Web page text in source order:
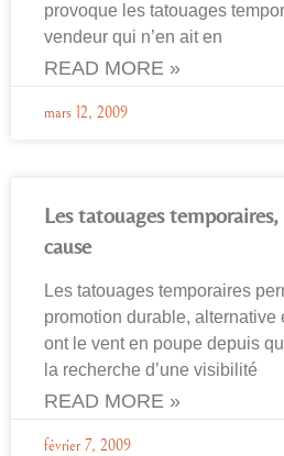
provoque les tatouages
vendeur qui n’en ait en
READ MORE »
mars 12, 2009
Les tatouages
cause
Les tatouages temporaires
promotion durable, alternative
ont le vent en poupe depuis
la recherche d’une visibilité
READ MORE »
février 7, 2009